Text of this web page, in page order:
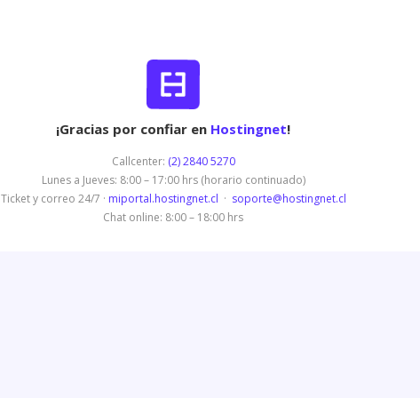
¡Gracias por confiar en Hostingnet!
Callcenter: (2) 2840 5270
Lunes a Jueves: 8:00 – 17:00 hrs (horario continuado)
Ticket y correo 24/7 · miportal.hostingnet.cl · soporte@hostingnet.cl
Chat online: 8:00 – 18:00 hrs